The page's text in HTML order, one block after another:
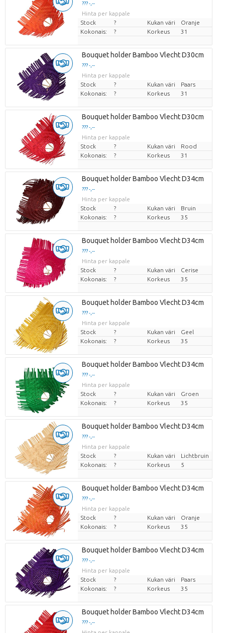
??? -,--
Hinta per kappale
Stock
? Kukan väri
Oranje
Kokonais:
? Korkeus 31
Bouquet holder Bamboo Vlecht D30cm
??? -,--
Hinta per kappale
Stock
? Kukan väri
Paars
Kokonais:
? Korkeus 31
Bouquet holder Bamboo Vlecht D30cm
??? -,--
Hinta per kappale
Stock
? Kukan väri
Rood
Kokonais:
? Korkeus 31
Bouquet holder Bamboo Vlecht D34cm
??? -,--
Hinta per kappale
Stock
? Kukan väri
Bruin
Kokonais:
? Korkeus 35
Bouquet holder Bamboo Vlecht D34cm
??? -,--
Hinta per kappale
Stock
? Kukan väri
Cerise
Kokonais:
? Korkeus 35
Bouquet holder Bamboo Vlecht D34cm
??? -,--
Hinta per kappale
Stock
? Kukan väri
Geel
Kokonais:
? Korkeus 35
Bouquet holder Bamboo Vlecht D34cm
??? -,--
Hinta per kappale
Stock
? Kukan väri
Groen
Kokonais:
? Korkeus 35
Bouquet holder Bamboo Vlecht D34cm
??? -,--
Hinta per kappale
Stock
? Kukan väri
Lichtbruin
Kokonais:
? Korkeus 5
Bouquet holder Bamboo Vlecht D34cm
??? -,--
Hinta per kappale
Stock
? Kukan väri
Oranje
Kokonais:
? Korkeus 35
Bouquet holder Bamboo Vlecht D34cm
??? -,--
Hinta per kappale
Stock
? Kukan väri
Paars
Kokonais:
? Korkeus 35
Bouquet holder Bamboo Vlecht D34cm
??? -,--